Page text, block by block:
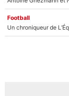
Football